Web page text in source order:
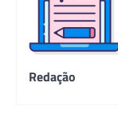
Redação